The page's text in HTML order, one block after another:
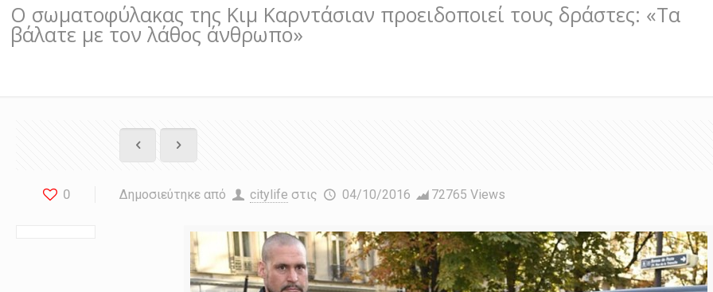
Ο σωματοφύλακας της Κιμ Καρντάσιαν προειδοποιεί τους δράστες: «Τα
βάλατε με τον λάθος άνθρωπο»
0 Δημοσιεύτηκε από citylife στις 04/10/2016 72765 Views